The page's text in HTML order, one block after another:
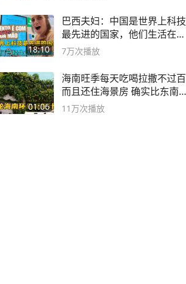
18:10
巴西夫妇：中国是世界上科技
最先进的国家，他们生活在
2999年
7万次播放
01:06
海南旺季每天吃喝拉撒不过百
而且还住海景房 确实比东南
亚合适
11万次播放